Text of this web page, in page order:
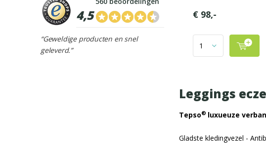
€ 98,-
Leggings
Tepso® luxueuze
Gladste kledingvezel -
4,5
“Geweldige producten en snel
geleverd.”